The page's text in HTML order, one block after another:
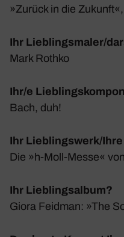
»Zurück in die Zukunft«,
Ihr Lieblingsmaler/
Mark Rothko
Ihr/e
Bach, duh!
Ihr Lieblingswerk/
Die »h‑Moll-Messe«
Ihr Lieblingsalbum?
Giora Feidman: »The